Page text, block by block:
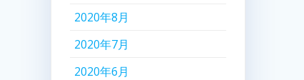
2020年8月
2020年7月
2020年6月